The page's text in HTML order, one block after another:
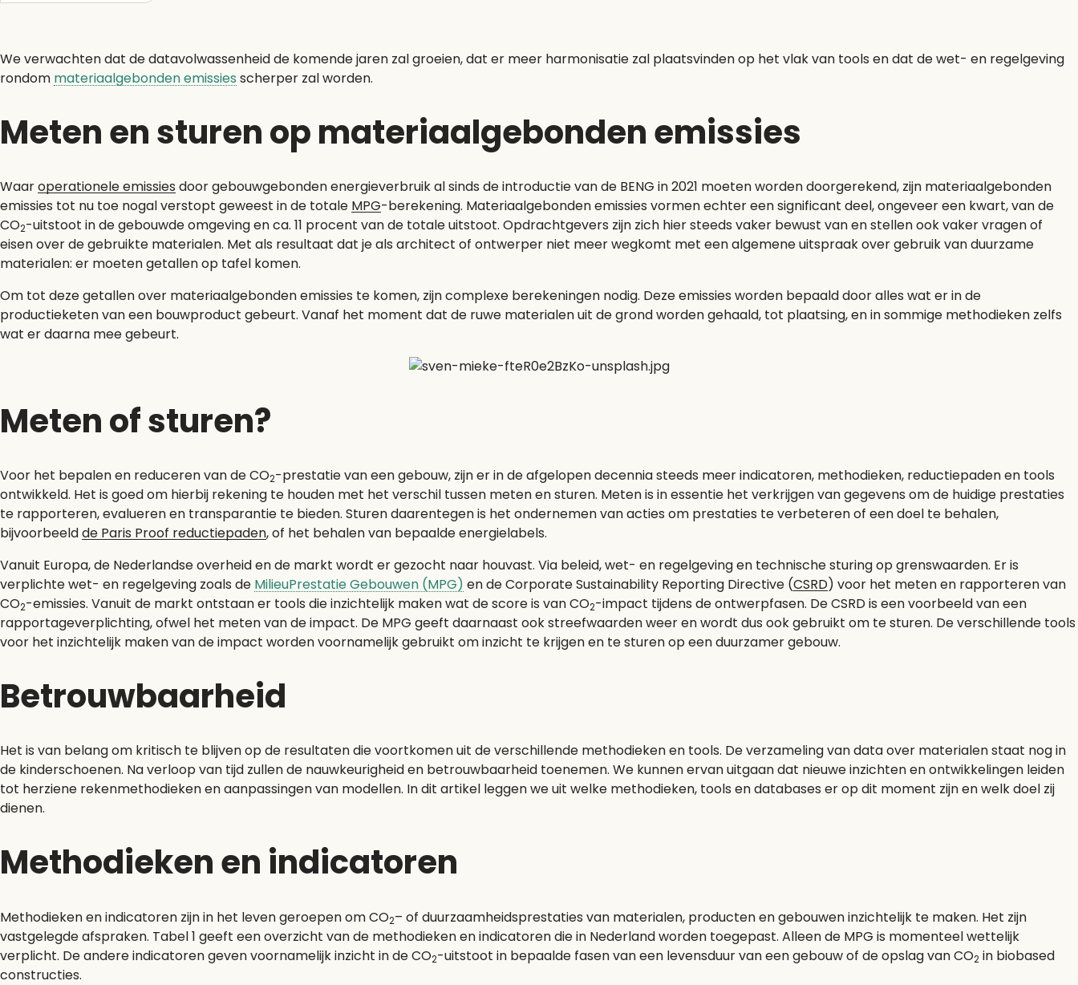
We verwachten dat de datavolwassenheid de komende jaren zal groeien, dat er meer harmonisatie zal plaatsvinden op het vlak van tools en dat de wet- en regelgeving
rondom materiaalgebonden emissies scherper zal worden.
Meten en sturen op materiaalgebonden emissies
Waaroperationele emissies door gebouwgebonden energieverbruik al sinds de introductie van de BENG in 2021 moeten worden doorgerekend, zijn materiaalgebonden
emissies tot nu toe nogal verstopt geweest in de totale MPG-berekening. Materiaalgebonden emissies vormen echter een significant deel, ongeveer een kwart, van de
CO2-uitstoot in de gebouwde omgeving en ca. 11 procent van de totale uitstoot. Opdrachtgevers zijn zich hier steeds vaker bewust van en stellen ook vaker vragen of
eisen over de gebruikte materialen. Met als resultaat dat je als architect of ontwerper niet meer wegkomt met een algemene uitspraak over gebruik van duurzame
materialen: er moeten getallen op tafel komen.
Om tot deze getallen over materiaalgebonden emissies te komen, zijn complexe berekeningen nodig. Deze emissies worden bepaald door alles wat er in de
productieketen van een bouwproduct gebeurt. Vanaf het moment dat de ruwe materialen uit de grond worden gehaald, tot plaatsing, en in sommige methodieken zelfs
wat er daarna mee gebeurt.
Meten of sturen?
Voor het bepalen en reduceren van de CO2-prestatie van een gebouw, zijn er in de afgelopen decennia steeds meer indicatoren, methodieken, reductiepaden en tools
ontwikkeld. Het is goed om hierbij rekening te houden met het verschil tussen meten en sturen. Meten is in essentie het verkrijgen van gegevens om de huidige prestaties
te rapporteren, evalueren en transparantie te bieden. Sturen daarentegen is het ondernemen van acties om prestaties te verbeteren of een doel te behalen,
bijvoorbeeldde Paris Proof reductiepaden, of het behalen van bepaalde energielabels.
Vanuit Europa, de Nederlandse overheid en de markt wordt er gezocht naar houvast. Via beleid, wet- en regelgeving en technische sturing op grenswaarden. Er is
verplichte wet- en regelgeving zoals de MilieuPrestatie Gebouwen (MPG) en de Corporate Sustainability Reporting Directive (CSRD) voor het meten en rapporteren van
CO2-emissies. Vanuit de markt ontstaan er tools die inzichtelijk maken wat de score is van CO2-impact tijdens de ontwerpfasen. De CSRD is een voorbeeld van een
rapportageverplichting, ofwel het meten van de impact. De MPG geeft daarnaast ook streefwaarden weer en wordt dus ook gebruikt om te sturen. De verschillende tools
voor het inzichtelijk maken van de impact worden voornamelijk gebruikt om inzicht te krijgen en te sturen op een duurzamer gebouw.
Betrouwbaarheid
Het is van belang om kritisch te blijven op de resultaten die voortkomen uit de verschillende methodieken en tools. De verzameling van data over materialen staat nog in
de kinderschoenen. Na verloop van tijd zullen de nauwkeurigheid en betrouwbaarheid toenemen. We kunnen ervan uitgaan dat nieuwe inzichten en ontwikkelingen leiden
tot herziene rekenmethodieken en aanpassingen van modellen. In dit artikel leggen we uit welke methodieken, tools en databases er op dit moment zijn en welk doel zij
dienen.
Methodieken en indicatoren
Methodieken en indicatoren zijn in het leven geroepen om CO2– of duurzaamheidsprestaties van materialen, producten en gebouwen inzichtelijk te maken. Het zijn
vastgelegde afspraken. Tabel 1 geeft een overzicht van de methodieken en indicatoren die in Nederland worden toegepast. Alleen de MPG is momenteel wettelijk
verplicht. De andere indicatoren geven voornamelijk inzicht in de CO2-uitstoot in bepaalde fasen van een levensduur van een gebouw of de opslag van CO2 in biobased
constructies.